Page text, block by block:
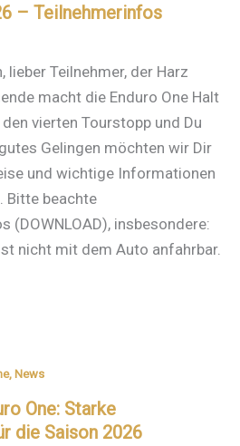
– Teilnehmerinfos
lieber Teilnehmer, der Harz
macht die Enduro One Halt
vierten Tourstopp und Du
Gelingen möchten wir Dir
und wichtige Informationen
Bitte beachte
(DOWNLOAD), insbesondere:
nicht mit dem Auto anfahrbar.
, News
One: Starke
die Saison 2026